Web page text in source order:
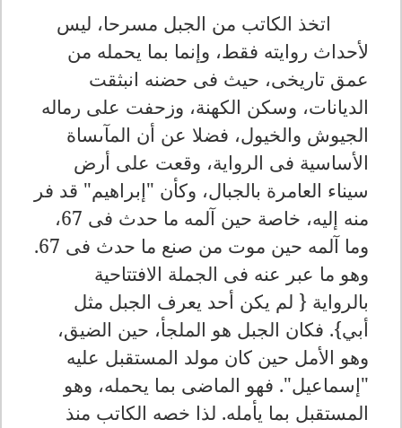
اتخذ الكاتب من الجبل مسرحا، ليس
لأحداث روايته فقط، وإنما بما يحمله من
عمق تاريخى، حيث فى حضنه انبثقت
الديانات، وسكن الكهنة، وزحفت على رماله
الجيوش والخيول، فضلا عن أن المآىساة
الأساسية فى الرواية، وقعت على أرض
سيناء العامرة بالجبال، وكأن "إبراهيم" قد فر
منه إليه، خاصة حين آلمه ما حدث فى 67،
وما آلمه حين موت من صنع ما حدث فى 67.
وهو ما عبر عنه فى الجملة الافتتاحية
بالرواية { لم يكن أحد يعرف الجبل مثل
أبي}. فكان الجبل هو الملجأ، حين الضيق،
وهو الأمل حين كان مولد المستقبل عليه
"إسماعيل". فهو الماضى بما يحمله، وهو
المستقبل بما يأمله. لذا خصه الكاتب منذ